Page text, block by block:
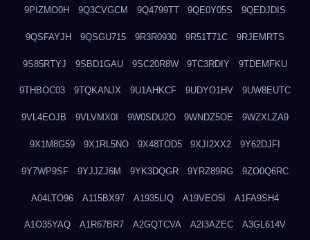
9PIZMO0H 9Q3CVGCM 9Q4799TT 9QE0Y05S 9QEDJDIS
9QSFAYJH 9QSGU715 9R3R0930 9R51T71C 9RJEMRTS
9S85RTYJ 9SBD1GAU 9SC20R8W 9TC3RDIY 9TDEMFKU
9THBOC03 9TQKANJX 9U1AHKCF 9UDYO1HV 9UW8EUTC
9VL4EOJB 9VLVMX0I 9W0SDU2O 9WNDZ5OE 9WZXLZA9
9X1M8G59 9X1RL5NO 9X48TOD5 9XJI2XX2 9Y62DJFI
9Y7WP9SF 9YJJZJ6M 9YK3DQGR 9YRZ89RG 9ZO0Q6RC
A04LTO96 A115BX97 A1935LIQ A19VEO5I A1FA9SH4
A1O35YAQ A1R67BR7 A2GQTCVA A2I3AZEC A3GL614V